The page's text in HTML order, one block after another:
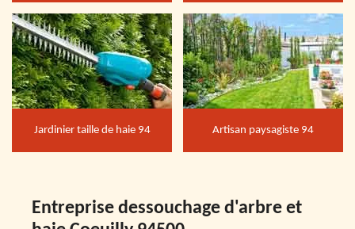
Jardinier taille de haie 94 Artisan paysagiste 94
Entreprise dessouchage d'arbre et